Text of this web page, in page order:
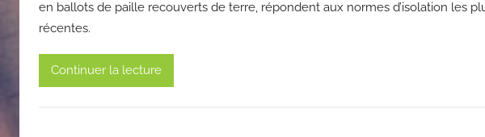
en ballots de paille recouverts de terre, répondent aux normes d’isolation les
récentes.
Continuer la lecture